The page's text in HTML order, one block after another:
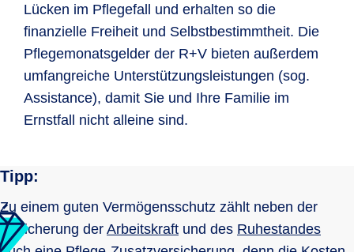
Lücken im Pflegefall und erhalten so die
finanzielle Freiheit und Selbstbestimmtheit. Die
Pflegemonatsgelder der R+V bieten außerdem
umfangreiche Unterstützungsleistungen (sog.
Assistance), damit Sie und Ihre Familie im
Ernstfall nicht alleine sind.
Tipp:
Zu einem guten Vermögensschutz zählt neben der
Absicherung der Arbeitskraft und des Ruhestandes